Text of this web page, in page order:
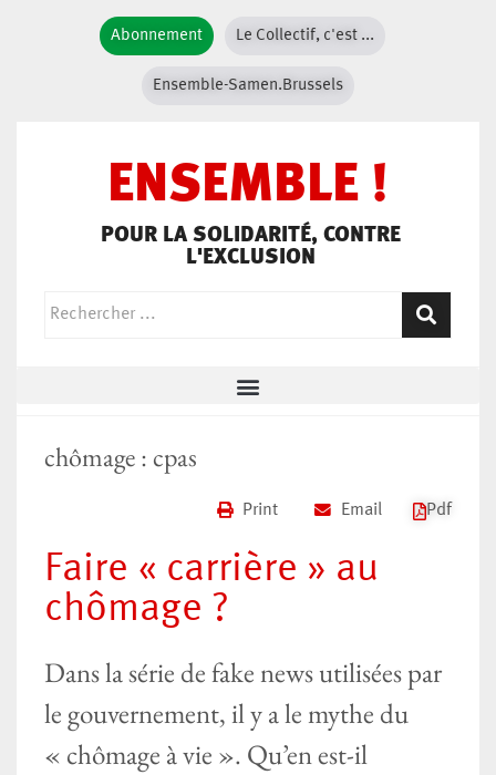
Abonnement Le Collectif, c'est ...
Ensemble-Samen.Brussels
ENSEMBLE !
POUR LA SOLIDARITÉ, CONTRE
L'EXCLUSION
chômage : cpas
Print Email Pdf
Faire « carrière » au
chômage ?
Dans la série de fake news utilisées par
le gouvernement, il y a le mythe du
« chômage à vie ». Qu’en est-il